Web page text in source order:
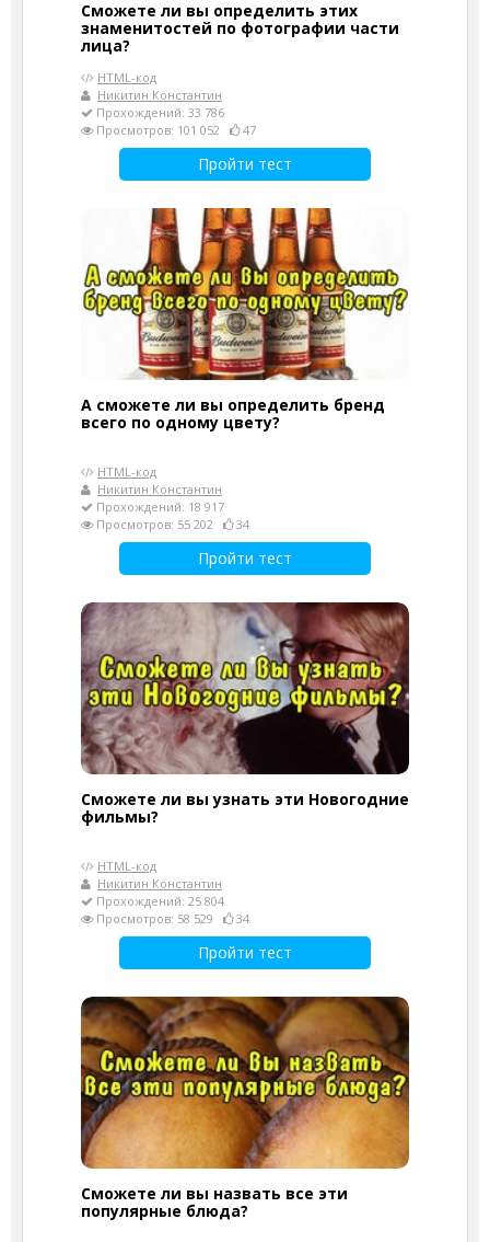
Сможете ли вы определить этих
знаменитостей по фотографии части
лица?
HTML-код
Никитин Константин
Прохождений: 33 786
Просмотров: 101 052
47
Пройти тест
А сможете ли вы определить бренд
всего по одному цвету?
HTML-код
Никитин Константин
Прохождений: 18 917
Просмотров: 55 202
34
Пройти тест
Сможете ли вы узнать эти Новогодние
фильмы?
HTML-код
Никитин Константин
Прохождений: 25 804
Просмотров: 58 529
34
Пройти тест
Сможете ли вы назвать все эти
популярные блюда?